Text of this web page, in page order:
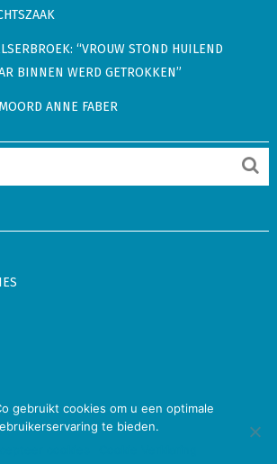
“VROUW STOND HUILEND
BINNEN WERD GETROKKEN”
ANNE FABER
© 2026. Alle rechten voorbehouden
Buitenland Showbizz
gebruikt cookies om u een optimale
te bieden.